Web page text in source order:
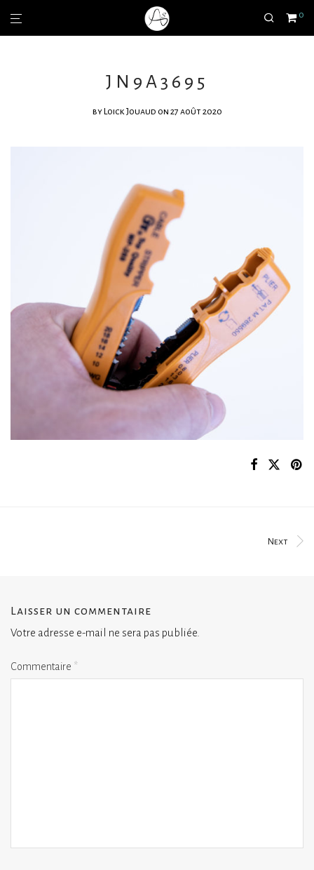
0
JN9A3695
by Loick Jouaud on 27 août 2020
Next
Laisser un commentaire
Votre adresse e-mail ne sera pas publiée.
Commentaire *